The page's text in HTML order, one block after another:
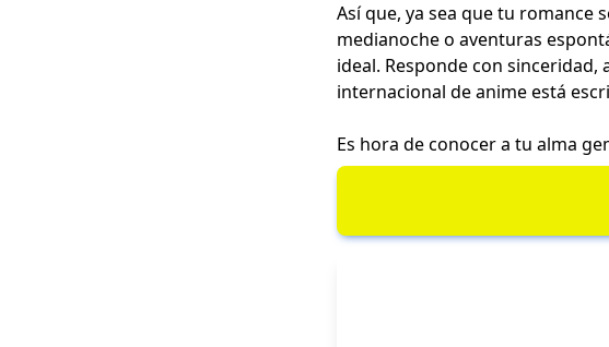
Así que, ya sea que tu romance
medianoche o aventuras
ideal. Responde con
internacional de anime está
Es hora de conocer a tu alma